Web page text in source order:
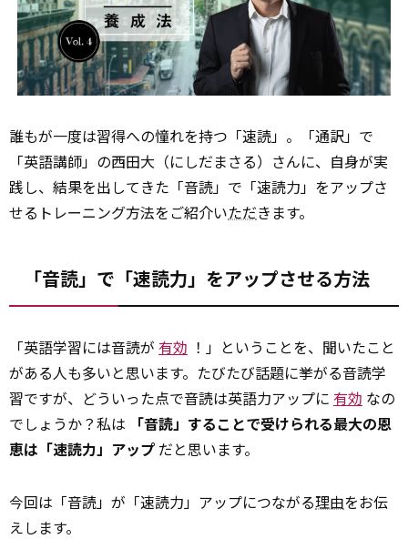
誰もが一度は習得への憧れを持つ「速読」。「通訳」で
「英語講師」の西田大（にしだまさる）さんに、自身が実
践し、結果を出してきた「音読」で「速読力」をアップさ
せるトレーニング方法をご紹介いただきます。
「音読」で「速読力」をアップさせる方法
「英語学習には音読が 有効 ！」ということを、聞いたこと
がある人も多いと思います。たびたび話題に挙がる音読学
習ですが、どういった点で音読は英語力アップに 有効 なの
でしょうか？私は
「音読」することで受けられる最大の恩
恵は「速読力」アップ だと思います。
今回は「音読」が「速読力」アップにつながる理由をお伝
えします。